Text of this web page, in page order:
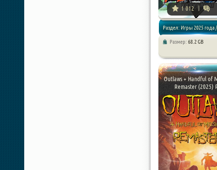
1 012
Раздел: Игры 2025 года /
Размер: 68.2 GB
Outlaws + Handful of
Remaster (2025)